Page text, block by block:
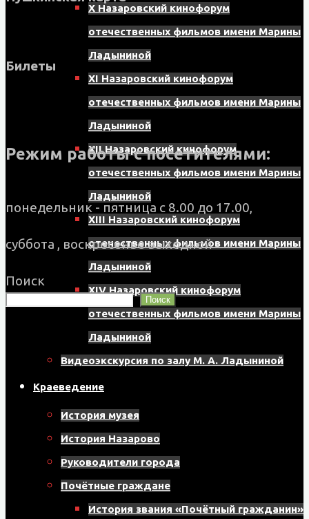
X Назаровский кинофорум
отечественных фильмов имени Марины
Ладыниной
XI Назаровский кинофорум
отечественных фильмов имени Марины
Ладыниной
XII Назаровский кинофорум
отечественных фильмов имени Марины
Ладыниной
XIII Назаровский кинофорум
отечественных фильмов имени Марины
Ладыниной
XIV Назаровский кинофорум
отечественных фильмов имени Марины
Ладыниной
Видеоэкскурсия по залу М. А. Ладыниной
Краеведение
История музея
История Назарово
Руководители города
Почётные граждане
История звания «Почётный гражданин»
Билеты
Режим работы с посетителями:
понедельник - пятница с 8.00 до 17.00,
суббота , воскресенье выходной
Поиск
Поиск